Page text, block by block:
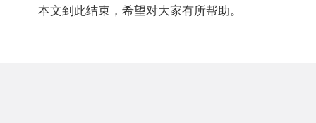
本文到此结束，希望对大家有所帮助。